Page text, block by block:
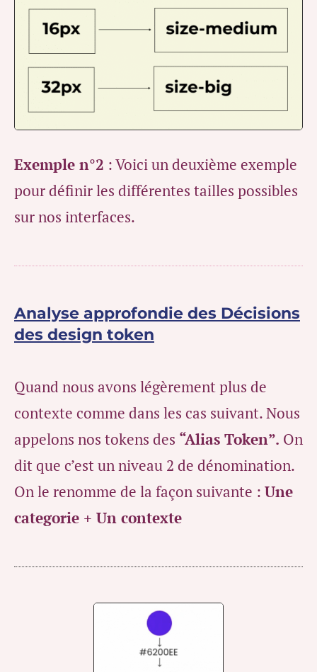
Exemple n°2 : Voici un deuxième exemple
pour définir les différentes tailles possibles
sur nos interfaces.
Analyse approfondie des Décisions
des design token
Quand nous avons légèrement plus de
contexte comme dans les cas suivant. Nous
appelons nos tokens des “Alias Token”. On
dit que c’est un niveau 2 de dénomination.
On le renomme de la façon suivante : Une
categorie + Un contexte